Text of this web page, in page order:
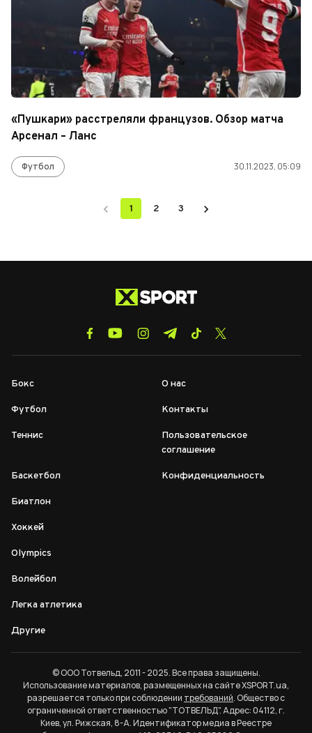
«Пушкари» расстреляли французов. Обзор матча
Арсенал – Ланс
Футбол 30.11.2023, 05:09
1 2 3
Бокс
Футбол
Теннис
Баскетбол
Биатлон
Хоккей
Olympics
Волейбол
Легка атлетика
Другие
О нас
Контакты
Пользовательское
соглашение
Конфиденциальность
© ООО Тотвельд, 2011 - 2025. Все права защищены.
Использование материалов, размещенных на сайте XSPORT.ua,
разрешается только при соблюдении требований. Общество с
ограниченной ответственностью "ТОТВЕЛЬД". Адрес: 04112, г.
Киев, ул. Рижская, 8-А. Идентификатор медиа в Реестре